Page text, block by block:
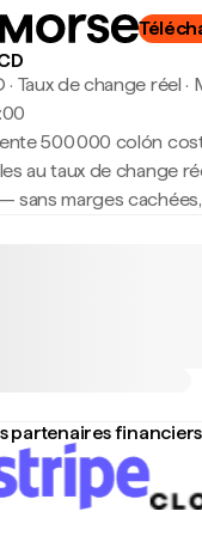
· Taux de change réel ·
500 000 colón
au taux de change
sans marges
partenaires